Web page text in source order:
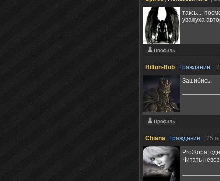
таксь....
уважуха
Hilton-Bob Гражданин
|
Зашибись.
Chiana Гражданин
| 25
ProЖора,
Читать